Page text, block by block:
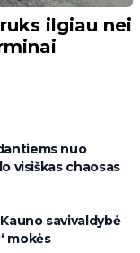
ilgiau nei
nuo
visiškas chaosas
savivaldybė
mokės